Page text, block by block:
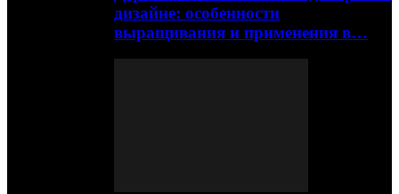
дизайне: особенности
выращивания и применения в…